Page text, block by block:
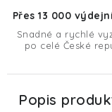
Přes 13 000
Snadné a rychlé
po celé České
Popis